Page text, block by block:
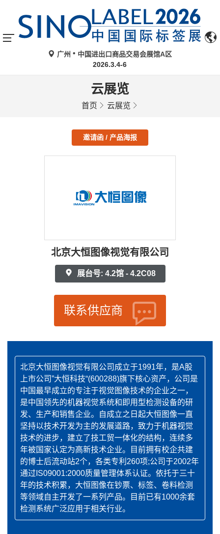
广州
中国进出口商品交易会展馆A区
2026.3.4-6
云展览
首页 云展览
邀请函 / 产品海报
北京大恒图像视觉有限公司
展台号: 4.2馆 - 4.2C08
联系供应商
北京大恒图像视觉有限公司成立于1991年，是A股
上市公司”大恒科技“(600288)旗下核心资产，公司是
中国最早成立的专注于视觉图像技术的企业之一，
是中国领先的机器视觉系统和即用型检测设备的研
发、生产和销售企业。自成立之日起大恒图像一直
坚持以技术开发为主的发展道路，致力于机器视觉
技术的进步，建立了技工贸一体化的结构，连续多
年被国家认定为高新技术企业。目前拥有校企共建
的博士后流动站2个，各类专利260项;公司于2002年
通过IS09001:2000质量管理体系认证。依托于三十
年的技术积累，大恒图像在钞票、标签、卷料检测
等领域自主开发了一系列产品。目前已有1000余套
检测系统广泛应用于相关行业。